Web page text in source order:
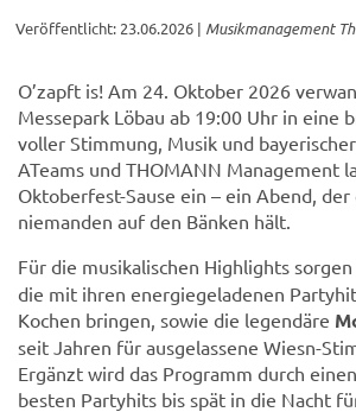
Veröffentlicht: 23.06.2026 | Musikmanagement
O’zapft is! Am 24. Oktober 2026
Messepark Löbau ab 19:00 Uhr in eine
voller Stimmung, Musik und
ATeams und THOMANN Management
Oktoberfest-Sause ein – ein Abend,
niemanden auf den Bänken hält.
Für die musikalischen Highlights sorgen
die mit ihren energiegeladenen
Kochen bringen, sowie die legendäre
seit Jahren für ausgelassene Wiesn-
Ergänzt wird das Programm durch
besten Partyhits bis spät in die Nacht